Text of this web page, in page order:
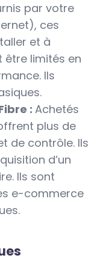
par votre
ces
et à
être limités en
Ils
: Achetés
plus de
de contrôle. Ils
d’un
Ils sont
e-commerce